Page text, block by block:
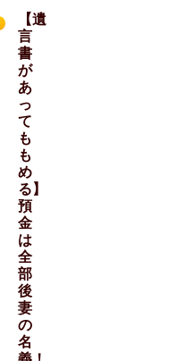
【遺
言
書
が
あ
っ
て
も
も
め
る】
預
金
は
全
部
後
妻
の
名